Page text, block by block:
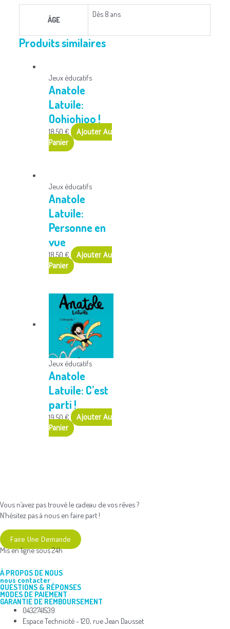
ÂGE
Dès 8 ans
Produits similaires
Jeux éducatifs
Anatole
Latuile:
Oohiohioo !
18,50 €
Ajouter Au
Panier
Jeux éducatifs
Anatole
Latuile:
Personne en
vue
18,50 €
Ajouter Au
Panier
Jeux éducatifs
Anatole
Latuile: C’est
parti !
19,50€
Ajouter Au
Panier
Vous n’avez pas trouvé le cadeau de vos rêves ?
N’hésitez pas à nous en faire part !
Faire Une Demande
Mis en ligne sous 24h
À PROPOS DE NOUS
nous contacter
QUESTIONS & RÉPONSES
MODES DE PAIEMENT
GARANTIE DE REMBOURSEMENT
0432741539
Espace Technicité - 120, rue Jean Dausset